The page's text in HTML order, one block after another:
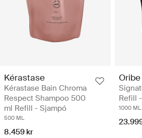
Kérastase
Kérastase Bain Chroma
Respect Shampoo 500
ml Refill - Sjampó
500 ML
8.459 kr
Oribe
Refill
1000 ML